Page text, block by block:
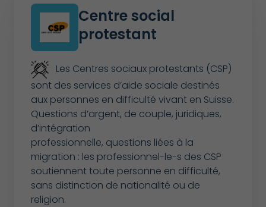
Centre social
protestant
Les Centres sociaux protestants (CSP)
sont des services d’aide sociale destinés
aux personnes en difficulté vivant en Suisse.
Questions d’argent, de couple, juridiques,
d’intégration
professionnelle, questions liées à la
migration : les professionnel-le-s des CSP
soutiennent toute personne en difficulté,
sans distinction de nationalité ou de
religion.